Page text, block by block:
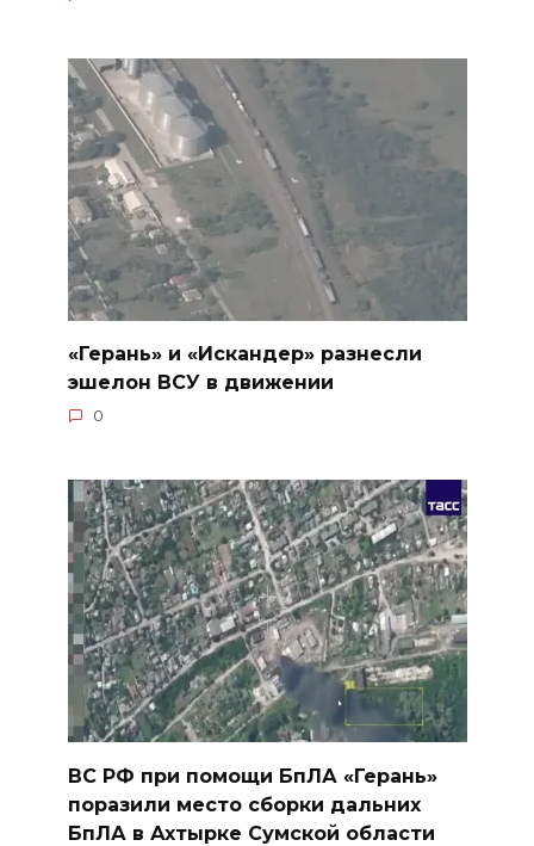
«Герань» и «Искандер» разнесли
эшелон ВСУ в движении
0
ВС РФ при помощи БпЛА «Герань»
поразили место сборки дальних
БпЛА в Ахтырке Сумской области